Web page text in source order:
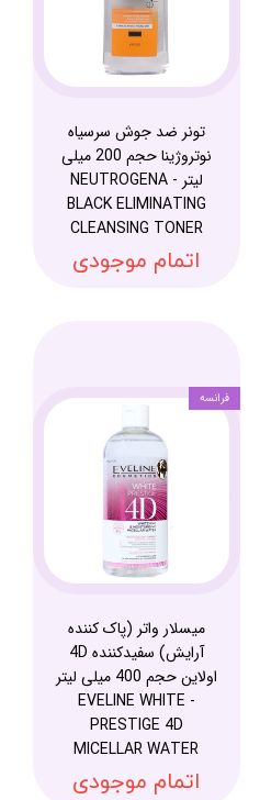
تونر ضد جوش سرسیاه
نوتروژینا حجم 200 میلی
لیتر - NEUTROGENA
BLACK ELIMINATING
CLEANSING TONER
اتمام موجودی
میسلار واتر (پاک کننده
آرایش) سفیدکننده 4D
اولاین حجم 400 میلی لیتر
- EVELINE WHITE
PRESTIGE 4D
MICELLAR WATER
اتمام موجودی
فرانسه